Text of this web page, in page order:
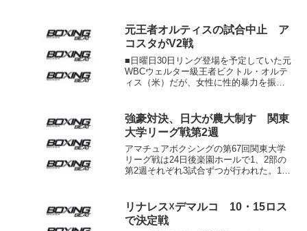
（大橋）に２－１判定勝ち。 サウスポ
ー同士。元３階級制...
元王者オルティスの試合中止 ア
コスタがV2戦
■日曜日30日リング登場を予定していた元
WBCウェルター級王者ビクトル・オルテ
ィス（米）だが、女性に性的暴力を振る
カリフォルニア州オンタリオでジョン・
モリナJr（米）...
強豪対決、日大が農大制す 関東
大学リーグ戦第2週
アマチュアボクシングの第67回関東大学
リーグ戦は24日後楽園ホールで1、2部の
第2週それぞれ3試合ずつが行われた。1部
ったライト級の藤田大和&健児兄弟、L･
ウェルタ...
リナレス☓デマルコ 10・15ロス
で決定戦